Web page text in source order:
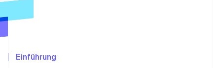
Betrugsprävention
Atlas
Einführung